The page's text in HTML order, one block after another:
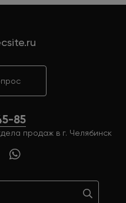
85
продаж в г. Челябинск